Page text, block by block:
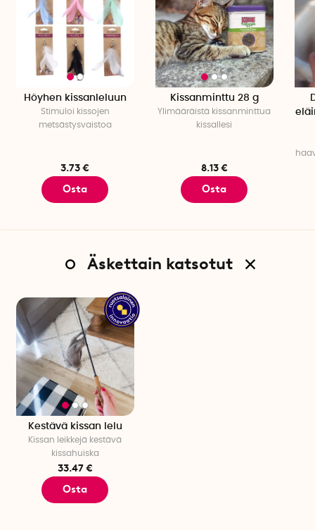
Höyhen kissanleluun
Stimuloi kissojen
metsästysvaistoa
3.73 €
Osta
Kissanminttu 28 g
Ylimääräistä kissanminttua
kissallesi
8.13 €
Osta
Äskettain katsotut
Kestävä kissan lelu
Kissan leikkejä kestävä
kissahuiska
33.47 €
Osta